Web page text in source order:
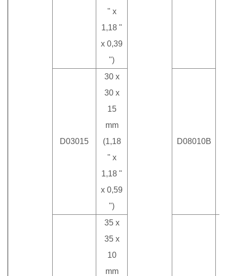
" x
1,18 "
x 0,39
")
D03015
30 x
30 x
15
mm
(1,18
" x
1,18 "
x 0,59
")
D08010B
35 x
35 x
10
mm